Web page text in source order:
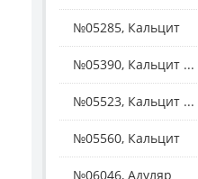
№05285, Кальцит
№05390, Кальцит ...
№05523, Кальцит ...
№05560, Кальцит
№06046, Адуляр